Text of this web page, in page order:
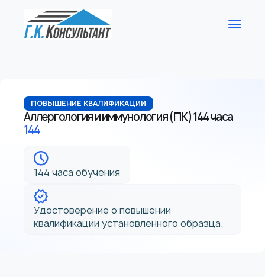
ПОВЫШЕНИЕ КВАЛИФИКАЦИИ
Аллергология и иммунология (ПК) 144 часа
144
144 часа обучения
Удостоверение о повышении
квалификации установленного образца.